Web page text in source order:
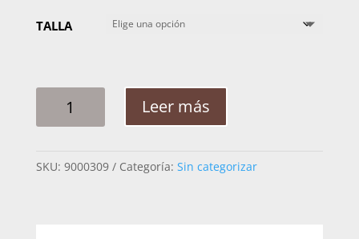
TALLA
HOMBRE
2B1OMA
Leer más
SKU: 9000309 Categoría: Sin categorizar